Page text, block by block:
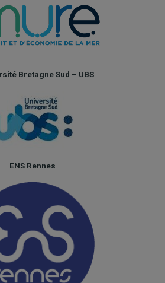
Bretagne Sud – UBS
ENS Rennes